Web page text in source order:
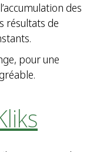
des
résultats de
pour une